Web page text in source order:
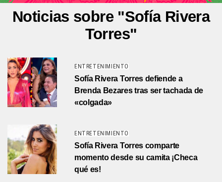
Noticias sobre "Sofía Rivera
Torres"
ENTRETENIMIENTO
Sofía Rivera Torres defiende a
Brenda Bezares tras ser tachada de
«colgada»
ENTRETENIMIENTO
Sofía Rivera Torres comparte
momento desde su camita ¡Checa
qué es!